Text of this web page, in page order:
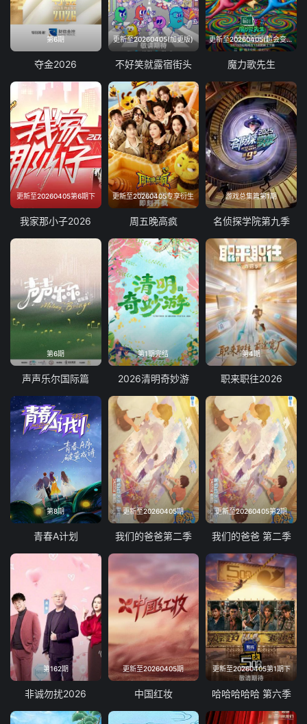
第6期
夺金2026
更新至20260405(加更版)
不好笑就露宿街头
更新至20260405(超会变第4期)
魔力歌先生
更新至20260405第6期下
我家那小子2026
更新至20260405专享衍生
周五晚高疯
游戏总集篇第1期
名侦探学院第九季
第6期
声声乐尔国际篇
第1期完结
2026清明奇妙游
第4期
职来职往2026
第8期
青春A计划
更新至20260405期
我们的爸爸第二季
更新至20260405第2期
我们的爸爸 第二季
第162期
非诚勿扰2026
更新至20260405期
中国红妆
更新至20260405第1期下
哈哈哈哈哈 第六季